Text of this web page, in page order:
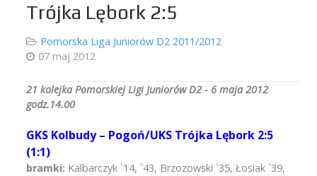
Trójka Lębork 2:5
Pomorska Liga Juniorów D2 2011/2012
07 maj 2012
21 kolejka Pomorskiej Ligi Juniorów D2 - 6 maja 2012
godz.14.00
GKS Kolbudy – Pogoń/UKS Trójka Lębork 2:5
(1:1)
bramki: Kalbarczyk `14, `43, Brzozowski `35, Łosiak `39,